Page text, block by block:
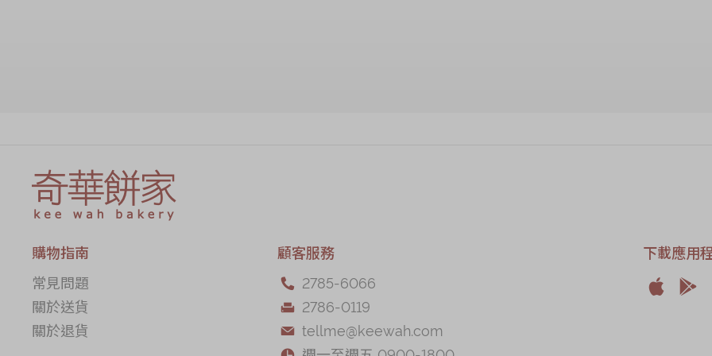
購物指南
常見問題
關於送貨
關於退貨
顧客服務
 2785-6066
 2786-0119
 tellme@keewah.com
下載應用

